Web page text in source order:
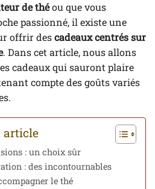
de théou que vous
passionné, il existe une
offrir descadeaux centrés sur
. Dans cet article, nous allons
cadeaux qui sauront plaire
compte des goûts variés
article
: un choix sûr
: des incontournables
le thé